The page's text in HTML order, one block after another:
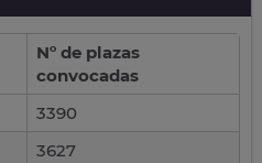
Nº de plazas
convocadas
3390
3627